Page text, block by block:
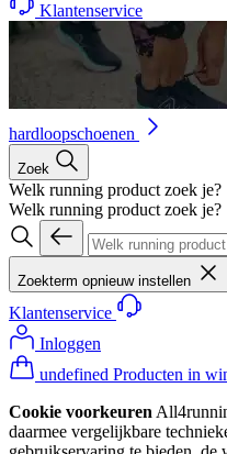
Klantenservice
hardloopschoenen
Zoek
Welk running product zoek je?
Welk running product zoek je?
Zoekterm opnieuw instellen
Klantenservice
Inloggen
undefined Producten in
Cookie voorkeuren
daarmee vergelijkbare